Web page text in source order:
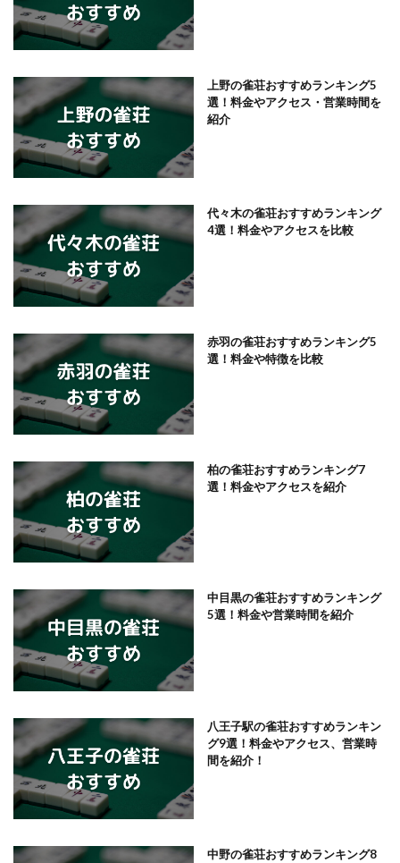
上野の雀荘おすすめランキング5
選！料金やアクセス・営業時間を
紹介
代々木の雀荘おすすめランキング
4選！料金やアクセスを比較
赤羽の雀荘おすすめランキング5
選！料金や特徴を比較
柏の雀荘おすすめランキング7
選！料金やアクセスを紹介
中目黒の雀荘おすすめランキング
5選！料金や営業時間を紹介
八王子駅の雀荘おすすめランキン
グ9選！料金やアクセス、営業時
間を紹介！
中野の雀荘おすすめランキング8